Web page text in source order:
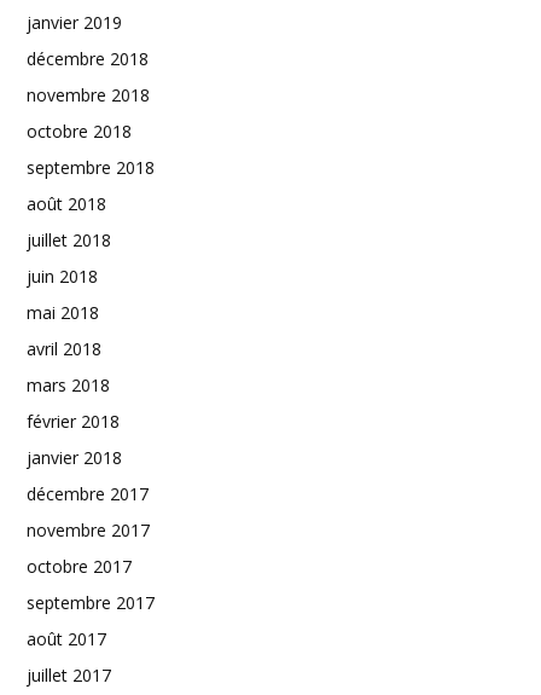
janvier 2019
décembre 2018
novembre 2018
octobre 2018
septembre 2018
août 2018
juillet 2018
juin 2018
mai 2018
avril 2018
mars 2018
février 2018
janvier 2018
décembre 2017
novembre 2017
octobre 2017
septembre 2017
août 2017
juillet 2017